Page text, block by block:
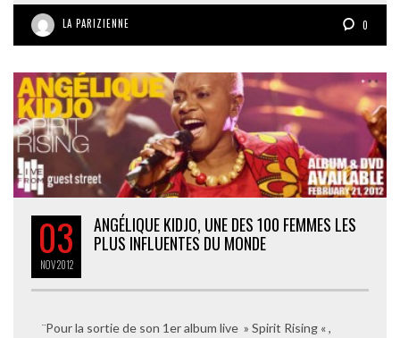
LA PARIZIENNE 0
03
NOV2012
ANGÉLIQUE KIDJO, UNE DES 100 FEMMES LES
PLUS INFLUENTES DU MONDE
¨Pour la sortie de son 1er album live » Spirit Rising « ,